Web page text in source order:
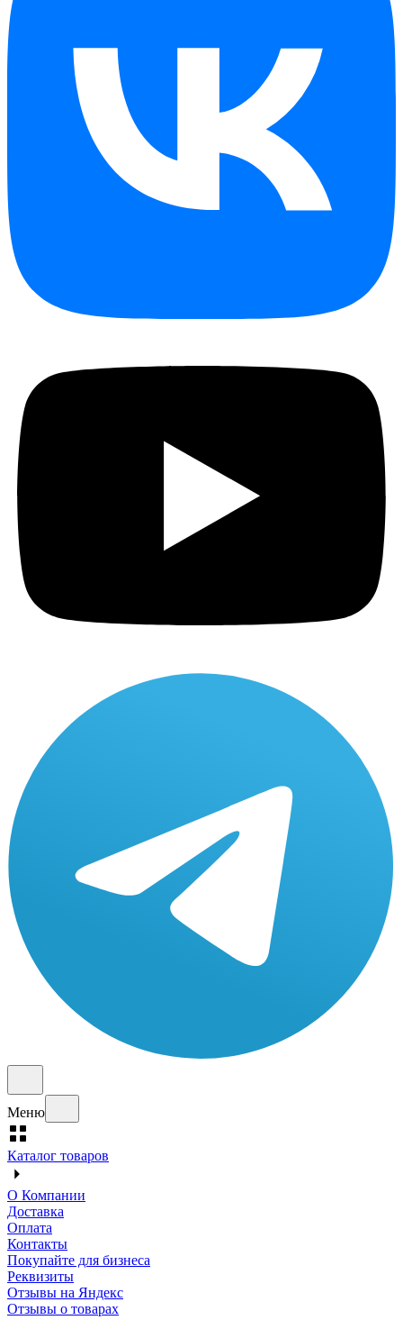
Меню
Каталог товаров
О Компании
Доставка
Оплата
Контакты
Покупайте для бизнеса
Реквизиты
Отзывы на Яндекс
Отзывы о товарах